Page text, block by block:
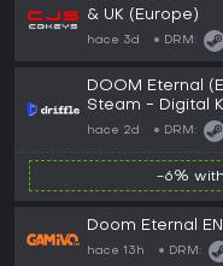
& UK (Europe)
hace 3d DRM:
DOOM Eternal
Steam - Digital
hace 2d DRM:
-6%
Doom Eternal
hace 13h DRM: